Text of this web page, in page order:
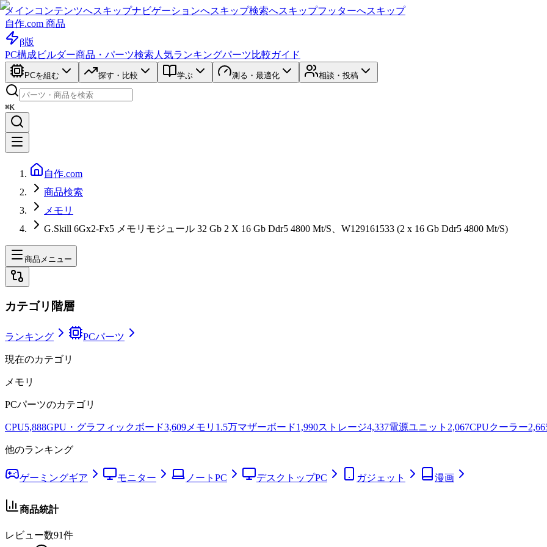
メインコンテンツへスキップナビゲーションへスキップ検索へスキップフッターへスキップ
自作.com 商品
β版
PC構成ビルダー商品・パーツ検索 人気ランキングパーツ比較ガイド
PCを組む 探す・比較 学ぶ 測る・最適化 相談・投稿
⌘K
自作.com
商品検索
メモリ
G.Skill 6Gx2-Fx5 メモリモジュール 32 Gb 2 X 16 Gb Ddr5 4800 Mt/S、W129161533 (2 x 16 Gb Ddr5 4800 Mt/S)
商品メニュー
カテゴリ階層
ランキング PCパーツ
現在のカテゴリ
メモリ
PCパーツのカテゴリ
CPU5,888GPU・グラフィックボード3,609メモリ 1.5万マザーボード1,990ストレージ4,337電源ユニット 2,067CPUクーラー
他のランキング
ゲーミングギア モニター ノートPC デスクトップPC ガジェット 漫画
商品統計
レビュー数91件